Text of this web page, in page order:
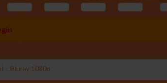
– Bluray 1080p